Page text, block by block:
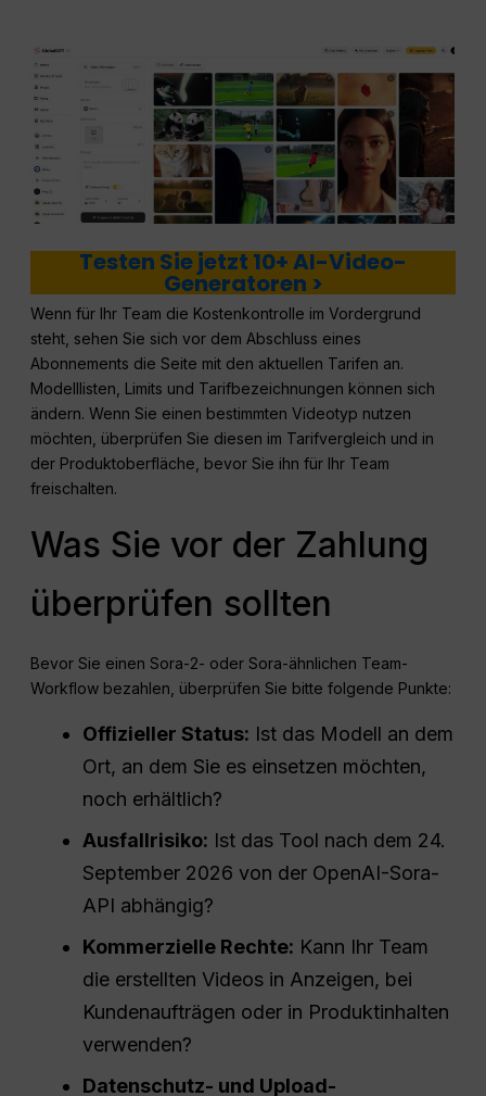
Testen Sie jetzt 10+ AI-Video-
Generatoren >
Wenn für Ihr Team die Kostenkontrolle im Vordergrund
steht, sehen Sie sich vor dem Abschluss eines
Abonnements die Seite mit den aktuellen Tarifen an.
Modelllisten, Limits und Tarifbezeichnungen können sich
ändern. Wenn Sie einen bestimmten Videotyp nutzen
möchten, überprüfen Sie diesen im Tarifvergleich und in
der Produktoberfläche, bevor Sie ihn für Ihr Team
freischalten.
Was Sie vor der Zahlung
überprüfen sollten
Bevor Sie einen Sora-2- oder Sora-ähnlichen Team-
Workflow bezahlen, überprüfen Sie bitte folgende Punkte:
Offizieller Status: Ist das Modell an dem
Ort, an dem Sie es einsetzen möchten,
noch erhältlich?
Ausfallrisiko: Ist das Tool nach dem 24.
September 2026 von der OpenAI-Sora-
API abhängig?
Kommerzielle Rechte: Kann Ihr Team
die erstellten Videos in Anzeigen, bei
Kundenaufträgen oder in Produktinhalten
verwenden?
Datenschutz- und Upload-